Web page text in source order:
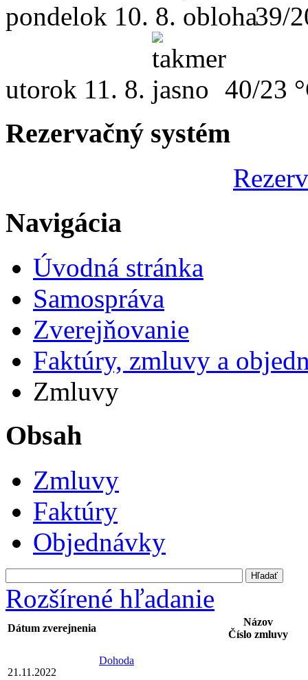
pondelok 10. 8. 39/
utorok 11. 8. 40/23
Rezervačný systém
Navigácia
Úvodná stránka
Samospráva
Zverejňovanie
Faktúry, zmluvy a
Zmluvy
Obsah
Zmluvy
Faktúry
Objednávky
Rozšírené hľadanie
Dátum zverejnenia
Názov
Číslo zmluvy
21.11.2022
Dohoda